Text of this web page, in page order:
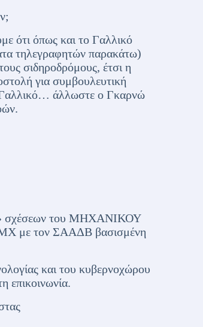
ότι όπως και το Γαλλικό
τηλεγραφητών παρακάτω)
σιδηροδρόμους, έτσι η
για συμβουλευτική
Γαλλικό… άλλωστε ο Γκαρνώ
σχέσεων του ΜΗΧΑΝΙΚΟΥ
με τον ΣΑΑΔΒ βασισμένη
και του κυβερνοχώρου